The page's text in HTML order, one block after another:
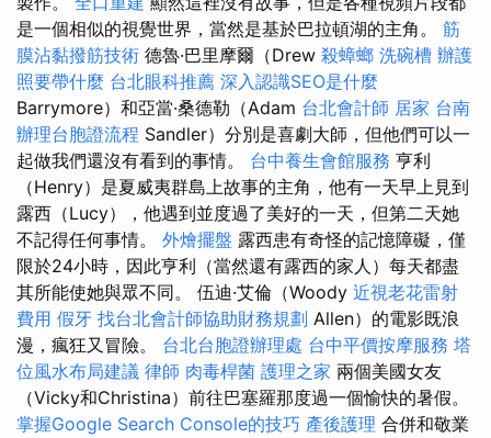
是一個相似的視覺世界，當然是基於巴拉頓湖的主角。 筋
膜沾黏撥筋技術 德魯·巴里摩爾（Drew 殺蟑螂 洗碗槽 辦護
照要帶什麼 台北眼科推薦 深入認識SEO是什麼
Barrymore）和亞當·桑德勒（Adam 台北會計師 居家 台南
辦理台胞證流程 Sandler）分別是喜劇大師，但他們可以一
起做我們還沒有看到的事情。 台中養生會館服務 亨利
（Henry）是夏威夷群島上故事的主角，他有一天早上見到
露西（Lucy），他遇到並度過了美好的一天，但第二天她
不記得任何事情。 外燴擺盤 露西患有奇怪的記憶障礙，僅
限於24小時，因此亨利（當然還有露西的家人）每天都盡
其所能使她與眾不同。 伍迪·艾倫（Woody 近視老花雷射
費用 假牙 找台北會計師協助財務規劃 Allen）的電影既浪
漫，瘋狂又冒險。 台北台胞證辦理處 台中平價按摩服務 塔
位風水布局建議 律師 肉毒桿菌 護理之家 兩個美國女友
（Vicky和Christina）前往巴塞羅那度過一個愉快的暑假。
掌握Google Search Console的技巧 產後護理 合併和敬業